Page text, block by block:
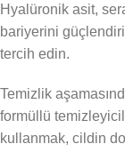
Hyalüronik asit,
bariyerini
tercih edin.
Temizlik
formüllü
kullanmak, cildin